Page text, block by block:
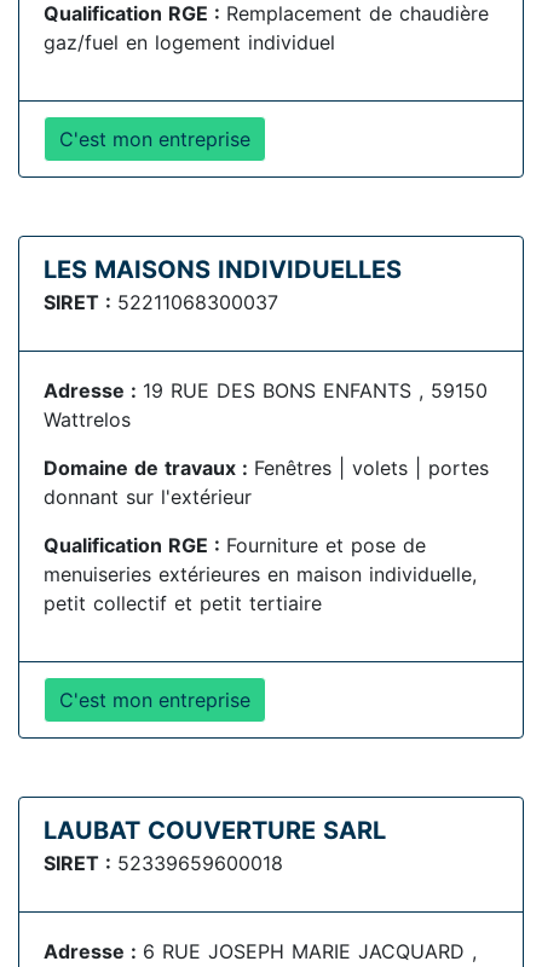
Qualification RGE : Remplacement de chaudière
gaz/fuel en logement individuel
C'est mon entreprise
LES MAISONS INDIVIDUELLES
SIRET : 52211068300037
Adresse : 19 RUE DES BONS ENFANTS , 59150
Wattrelos
Domaine de travaux : Fenêtres | volets | portes
donnant sur l'extérieur
Qualification RGE : Fourniture et pose de
menuiseries extérieures en maison individuelle,
petit collectif et petit tertiaire
C'est mon entreprise
LAUBAT COUVERTURE SARL
SIRET : 52339659600018
Adresse : 6 RUE JOSEPH MARIE JACQUARD ,